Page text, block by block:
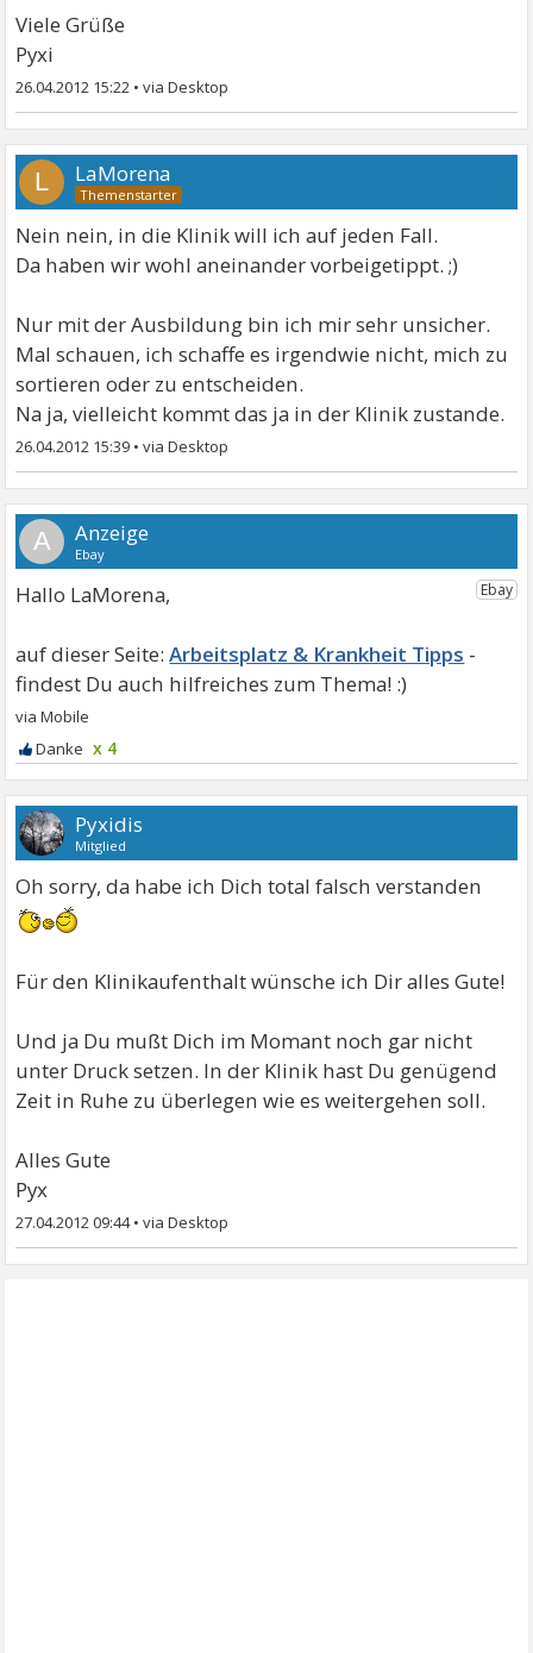
Viele Grüße
Pyxi
26.04.2012 15:22 •
L LaMorena
Nein nein, in die Klinik will ich auf jeden Fall.
Da haben wir wohl aneinander vorbeigetippt. ;)
Nur mit der Ausbildung bin ich mir sehr unsicher.
Mal schauen, ich schaffe es irgendwie nicht, mich zu
sortieren oder zu entscheiden.
Na ja, vielleicht kommt das ja in der Klinik zustande.
26.04.2012 15:39 •
A
Hallo LaMorena,
Arbeitsplatz & Krankheit Tipps
x 4
Pyxidis
Mitglied
Oh sorry, da habe ich Dich total falsch verstanden
Für den Klinikaufenthalt wünsche ich Dir alles Gute!
Und ja Du mußt Dich im Momant noch gar nicht
unter Druck setzen. In der Klinik hast Du genügend
Zeit in Ruhe zu überlegen wie es weitergehen soll.
Alles Gute
Pyx
27.04.2012 09:44•